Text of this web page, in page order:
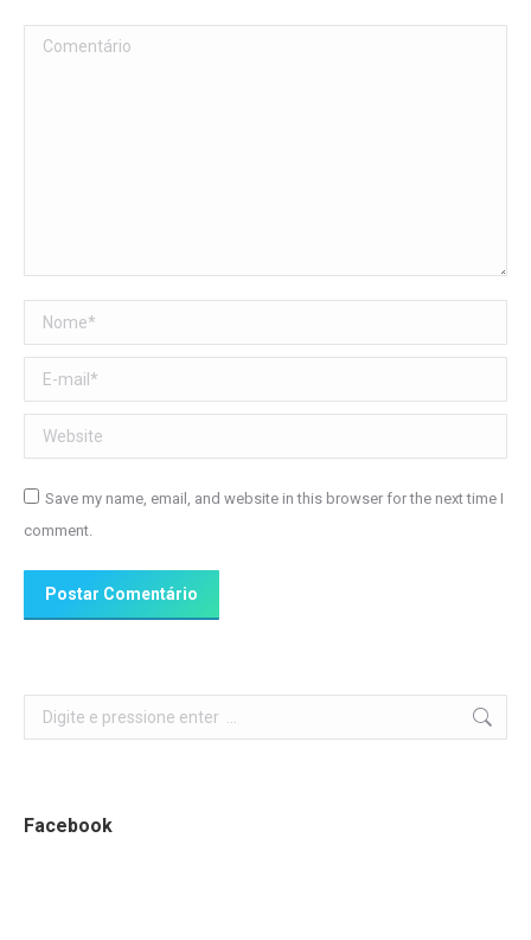
Comentário
Nome *
E-mail *
Website
Save my name, email, and website in this browser for the next time I
comment.
Postar Comentário
Search:
Facebook